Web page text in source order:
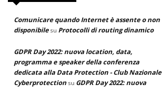
Comunicare quando Internet è assente o non
disponibilesu Protocolli di routing dinamico
GDPR Day 2022: nuova location, data,
programma e speaker della conferenza
dedicata alla Data Protection - Club Nazionale
Cyberprotectionsu GDPR Day 2022: nuova